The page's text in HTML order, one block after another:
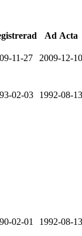
Ad Acta
11-27 2009-12-10
02-03 1992-08-13
02-01 1992-08-13